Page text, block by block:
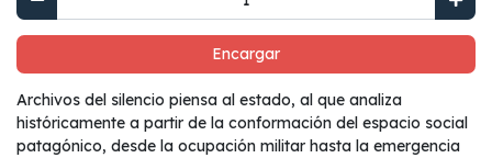
Encargar
Archivos del silencio piensa al estado, al que analiza
históricamente a partir de la conformación del espacio social
patagónico, desde la ocupación militar hasta la emergencia